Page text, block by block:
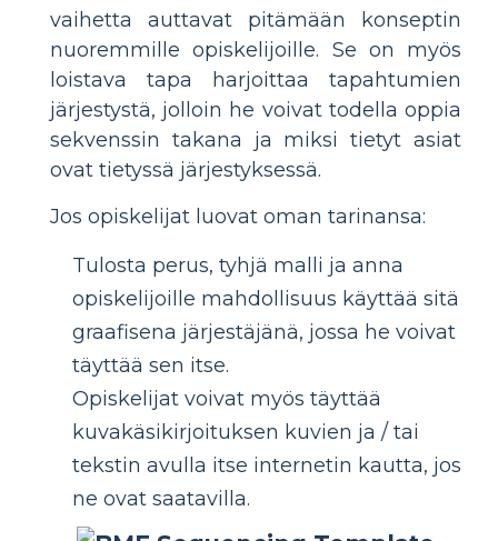
vaihetta auttavat pitämään konseptin
nuoremmille opiskelijoille. Se on myös
loistava tapa harjoittaa tapahtumien
järjestystä, jolloin he voivat todella oppia
sekvenssin takana ja miksi tietyt asiat
ovat tietyssä järjestyksessä.
Jos opiskelijat luovat oman tarinansa:
Tulosta perus, tyhjä malli ja anna
opiskelijoille mahdollisuus käyttää sitä
graafisena järjestäjänä, jossa he voivat
täyttää sen itse.
Opiskelijat voivat myös täyttää
kuvakäsikirjoituksen kuvien ja / tai
tekstin avulla itse internetin kautta, jos
ne ovat saatavilla.